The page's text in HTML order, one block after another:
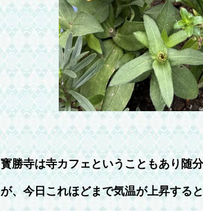
寳勝寺は寺カフェということもあり随
が、今日これほどまで気温が上昇する